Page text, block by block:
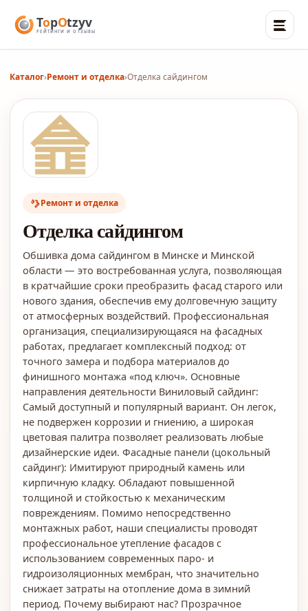
Каталог›Ремонт и отделка›Отделка сайдингом
Ремонт и отделка
Отделка сайдингом
Обшивка дома сайдингом в Минске и Минской
области — это востребованная услуга, позволяющая
в кратчайшие сроки преобразить фасад старого или
нового здания, обеспечив ему долговечную защиту
от атмосферных воздействий. Профессиональная
организация, специализирующаяся на фасадных
работах, предлагает комплексный подход: от
точного замера и подбора материалов до
финишного монтажа «под ключ». Основные
направления деятельности Виниловый сайдинг:
Самый доступный и популярный вариант. Он легок,
не подвержен коррозии и гниению, а широкая
цветовая палитра позволяет реализовать любые
дизайнерские идеи. Фасадные панели (цокольный
сайдинг): Имитируют природный камень или
кирпичную кладку. Обладают повышенной
толщиной и стойкостью к механическим
повреждениям. Помимо непосредственно
монтажных работ, наши специалисты проводят
профессиональное утепление фасадов с
использованием современных паро- и
гидроизоляционных мембран, что значительно
снижает затраты на отопление дома в зимний
период. Почему выбирают нас? Прозрачное